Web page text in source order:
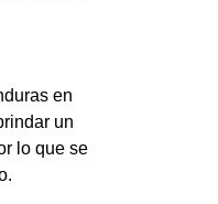
en
un
lo que se